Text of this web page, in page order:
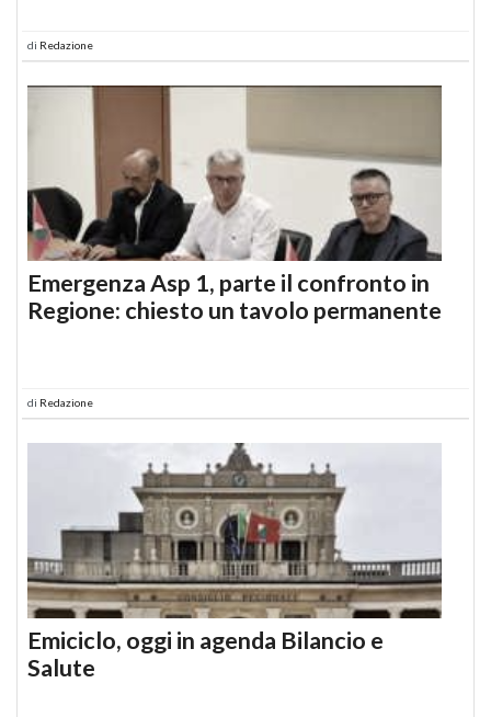
di Redazione
Emergenza Asp 1, parte il confronto in
Regione: chiesto un tavolo permanente
di Redazione
Emiciclo, oggi in agenda Bilancio e
Salute